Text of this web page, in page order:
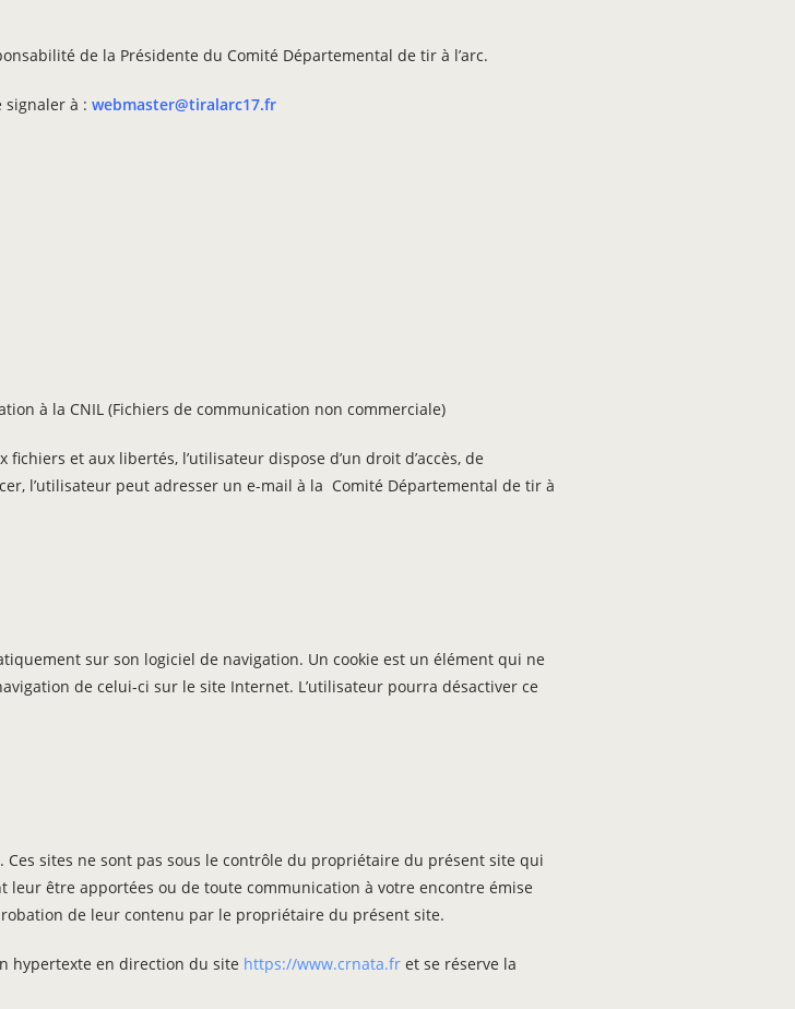
de la Présidente du Comité Départemental de tir à l’arc.
signaler à : webmaster@tiralarc17.fr
à la CNIL (Fichiers de communication non commerciale)
et aux libertés, l’utilisateur dispose d’un droit d’accès, de
l’utilisateur peut adresser un e-mail à la Comité Départemental de tir à
sur son logiciel de navigation. Un cookie est un élément qui ne
de celui-ci sur le site Internet. L’utilisateur pourra désactiver ce
sites ne sont pas sous le contrôle du propriétaire du présent site qui
être apportées ou de toute communication à votre encontre émise
de leur contenu par le propriétaire du présent site.
hypertexte en direction du site https://www.crnata.fr et se réserve la